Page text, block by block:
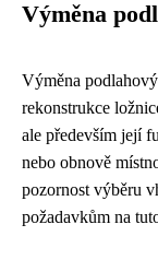
Výměna
Výměna
rekonstrukce
ale především její
nebo obnově
pozornost výběru
požadavkům na